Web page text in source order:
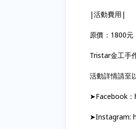
|活動費用|
原價：1800元
Tristar金工手
活動詳情請至
➤Facebook
➤Instagram: